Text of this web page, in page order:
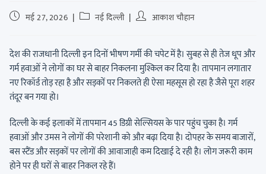
मई 27, 2026 नई दिल्ली आकाश चौहान
देश की राजधानी दिल्ली इन दिनों भीषण गर्मी की चपेट में है। सुबह से ही तेज धूप और
गर्म हवाओं ने लोगों का घर से बाहर निकलना मुश्किल कर दिया है। तापमान लगातार
नए रिकॉर्ड तोड़ रहा है और सड़कों पर निकलते ही ऐसा महसूस हो रहा है जैसे पूरा शहर
तंदूर बन गया हो।
दिल्ली के कई इलाकों में तापमान 45 डिग्री सेल्सियस के पार पहुंच चुका है। गर्म
हवाओं और उमस ने लोगों की परेशानी को और बढ़ा दिया है। दोपहर के समय बाजारों,
बस स्टैंड और सड़कों पर लोगों की आवाजाही कम दिखाई दे रही है। लोग जरूरी काम
होने पर ही घरों से बाहर निकल रहे हैं।